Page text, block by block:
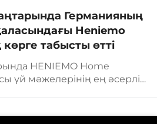
Германияның
Heniemo
табысты өтті
HENIEMO Home
үй мәжелерінің ең әсерлі
сатып алушыларды өзінің